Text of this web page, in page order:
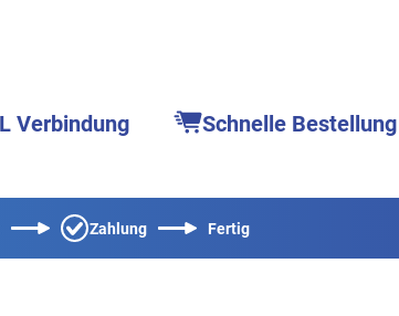
Verbindung Schnelle Bestellung
Zahlung Fertig